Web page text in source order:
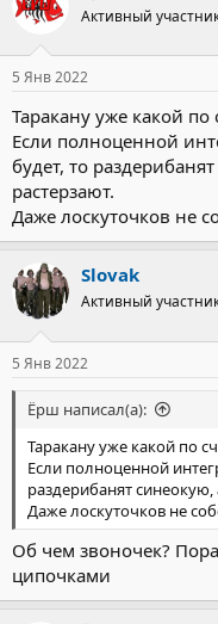
и
:
Активный
5 Янв 2022
Таракану уже какой по
Если полноценной
будет, то
растерзают.
Даже лоскуточков не
Slovak
Активный
5 Янв 2022
Ёрш написал(а):
Таракану уже какой по
Если полноценной
раздерибанят
Даже лоскуточков не
Об чем звоночек?
ципочками